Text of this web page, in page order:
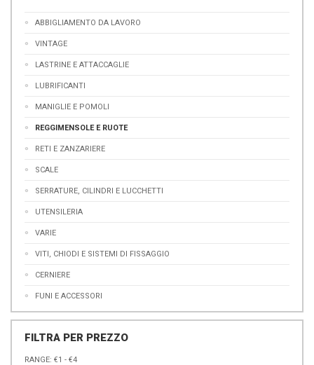
ABBIGLIAMENTO DA LAVORO
VINTAGE
LASTRINE E ATTACCAGLIE
LUBRIFICANTI
MANIGLIE E POMOLI
REGGIMENSOLE E RUOTE
RETI E ZANZARIERE
SCALE
SERRATURE, CILINDRI E LUCCHETTI
UTENSILERIA
VARIE
VITI, CHIODI E SISTEMI DI FISSAGGIO
CERNIERE
FUNI E ACCESSORI
FILTRA PER PREZZO
RANGE: